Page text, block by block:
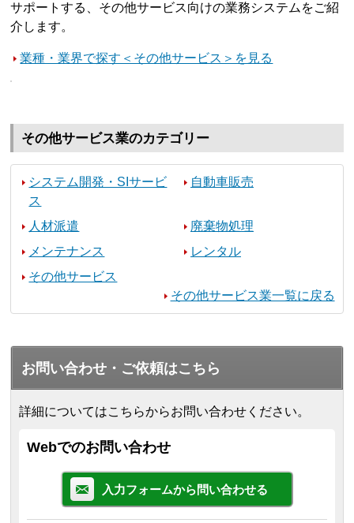
サポートする、その他サービス向けの業務システムをご紹
介します。
業種・業界で探す＜その他サービス＞を見る
その他サービス業のカテゴリー
システム開発・SIサービ
ス
自動車販売
人材派遣
廃棄物処理
メンテナンス
レンタル
その他サービス
その他サービス業一覧に戻る
お問い合わせ・ご依頼はこちら
詳細についてはこちらからお問い合わせください。
Webでのお問い合わせ
入力フォームから問い合わせる